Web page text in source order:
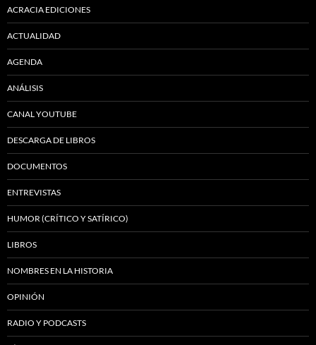
ACRACIA EDICIONES
ACTUALIDAD
AGENDA
ANÁLISIS
CANAL YOUTUBE
DESCARGA DE LIBROS
DOCUMENTOS
ENTREVISTAS
HUMOR (CRÍTICO Y SATÍRICO)
LIBROS
NOMBRES EN LA HISTORIA
OPINIÓN
RADIO Y PODCASTS